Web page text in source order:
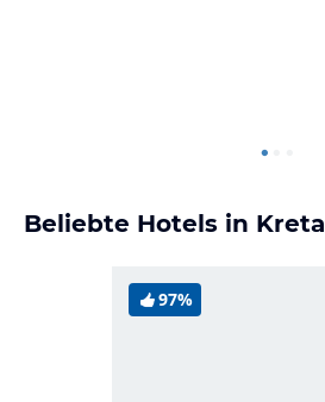
Beliebte Hotels in Kreta
97%